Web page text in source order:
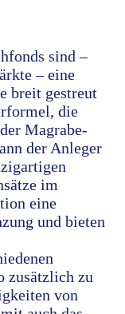
sind –
– eine
breit gestreut
die
Magrabe-
der Anleger
im
eine
und bieten
zusätzlich zu
von